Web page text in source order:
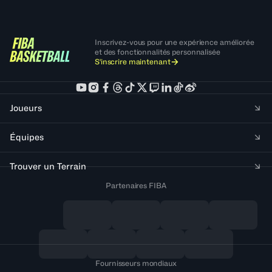
Inscrivez-vous pour une expérience améliorée
et des fonctionnalités personnalisée
S'inscrire maintenant
Joueurs
Équipes
Trouver un Terrain
Partenaires FIBA
Fournisseurs mondiaux